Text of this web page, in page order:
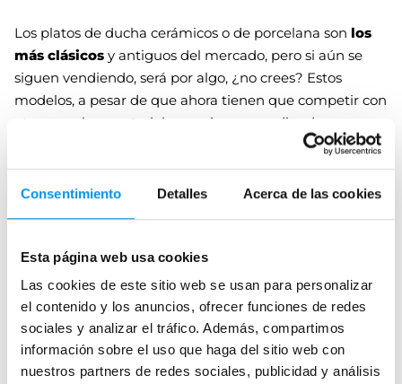
Consentimiento Detalles Acerca de las cookies
Esta página web usa cookies
Las cookies de este sitio web se usan para personalizar
el contenido y los anuncios, ofrecer funciones de redes
sociales y analizar el tráfico. Además, compartimos
información sobre el uso que haga del sitio web con
nuestros partners de redes sociales, publicidad y análisis
Los platos de ducha cerámicos o de porcelana son los
más clásicos y antiguos del mercado, pero si aún se
siguen vendiendo, será por algo, ¿no crees? Estos
modelos, a pesar de que ahora tienen que competir con
otros muchos materiales, se siguen vendiendo por
¿Qué son los platos de ducha de
porcelana?
Los platos de ducha de porcelana o cerámicos son los
que están hechos con el mismo material que los
sanitarios, serían los platos “de toda la vida” que puedes
encontrar en espacios como los hospitales, ya que
desinfectan muy fácilmente. Están fabricados en
cerámica o porcelana, proporcionando las mismas
Leer más
Preguntas frecuentes
¿Qué son los platos de ducha de de cerámica
o porcelana?